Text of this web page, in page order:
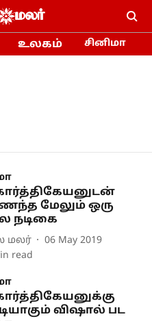
உலகம் சினிமா
மேலும் ஒரு
நடிகை
மலர்
06 May 2019
read
விஷால் பட